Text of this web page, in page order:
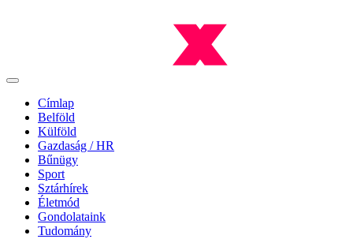
Címlap
Belföld
Külföld
Gazdaság / HR
Bűnügy
Sport
Sztárhírek
Életmód
Gondolataink
Tudomány